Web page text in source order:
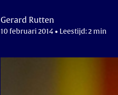
Gerard Rutten
10 februari 2014 • Leestijd: 2 min